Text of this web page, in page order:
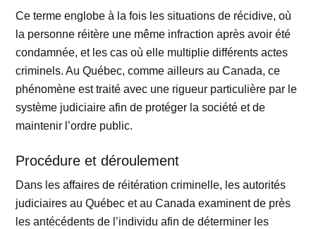
Ce terme englobe à la fois les situations de récidive, où
la personne réitère une même infraction après avoir été
condamnée, et les cas où elle multiplie différents actes
criminels. Au Québec, comme ailleurs au Canada, ce
phénomène est traité avec une rigueur particulière par le
système judiciaire afin de protéger la société et de
maintenir l’ordre public.
Procédure et déroulement
Dans les affaires de réitération criminelle, les autorités
judiciaires au Québec et au Canada examinent de près
les antécédents de l’individu afin de déterminer les